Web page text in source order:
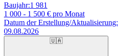
Baujahr:1 981
1 000 - 1 500 € pro Monat
Datum der Erstellung/Aktualisierung:
09.08.2026
🇺🇦